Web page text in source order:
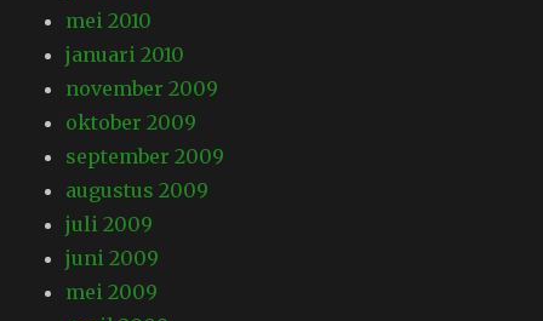
mei 2010
januari 2010
november 2009
oktober 2009
september 2009
augustus 2009
juli 2009
juni 2009
mei 2009